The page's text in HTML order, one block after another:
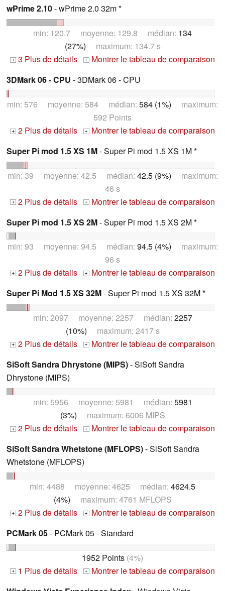
wPrime 2.10- wPrime 2.0 32m *
min: 120.7 moyenne: 129.8 médian: 134
(27%) maximum: 134.7 s
+ 3 Plus de détails + Montrer le tableau de comparaison
3DMark 06 - CPU - 3DMark 06 - CPU
min: 576 moyenne: 584 médian: 584 (1%) maximum:
592 Points
+ 2 Plus de détails + Montrer le tableau de comparaison
Super Pi mod 1.5 XS 1M- Super Pi mod 1.5 XS 1M *
min: 39 moyenne: 42.5 médian: 42.5 (9%) maximum:
46 s
+ 2 Plus de détails + Montrer le tableau de comparaison
Super Pi mod 1.5 XS 2M- Super Pi mod 1.5 XS 2M *
min: 93 moyenne: 94.5 médian: 94.5 (4%) maximum:
96 s
+ 2 Plus de détails + Montrer le tableau de comparaison
Super Pi Mod 1.5 XS 32M- Super Pi mod 1.5 XS 32M *
min: 2097 moyenne: 2257 médian: 2257
(10%) maximum: 2417 s
+ 2 Plus de détails + Montrer le tableau de comparaison
SiSoft Sandra Dhrystone (MIPS)- SiSoft Sandra
Dhrystone (MIPS)
min: 5956 moyenne: 5981 médian: 5981
(3%) maximum: 6006 MIPS
+ 2 Plus de détails + Montrer le tableau de comparaison
SiSoft Sandra Whetstone (MFLOPS)- SiSoft Sandra
Whetstone (MFLOPS)
min: 4488 moyenne: 4625 médian: 4624.5
(4%) maximum: 4761 MFLOPS
+ 2 Plus de détails + Montrer le tableau de comparaison
PCMark 05- PCMark 05 - Standard
1952 Points (4%)
+ 1 Plus de détails + Montrer le tableau de comparaison